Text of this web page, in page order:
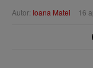
Autor: Ioana Matei 16